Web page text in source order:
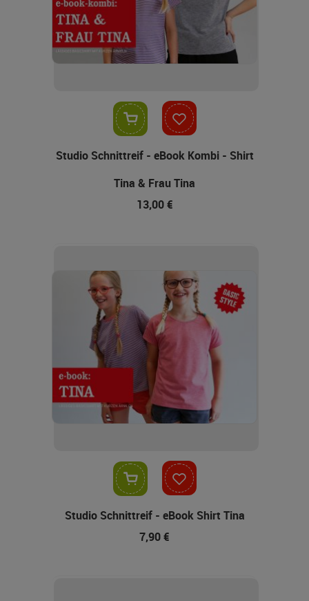
Studio Schnittreif - eBook Kombi - Shirt
Tina & Frau Tina
13,00 €
Studio Schnittreif - eBook Shirt Tina
7,90 €